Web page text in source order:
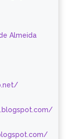
Almeida